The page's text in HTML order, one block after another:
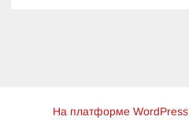
На платформе WordPress